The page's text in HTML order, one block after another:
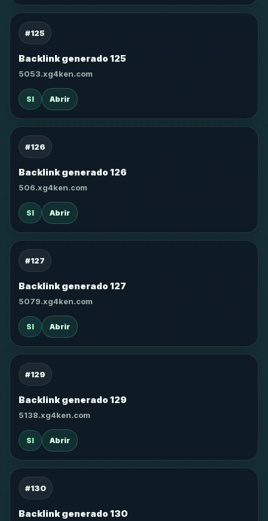
#125
Backlink generado 125
5053.xg4ken.com
SI Abrir
#126
Backlink generado 126
506.xg4ken.com
SI Abrir
#127
Backlink generado 127
5079.xg4ken.com
SI Abrir
#129
Backlink generado 129
5138.xg4ken.com
SI Abrir
#130
Backlink generado 130